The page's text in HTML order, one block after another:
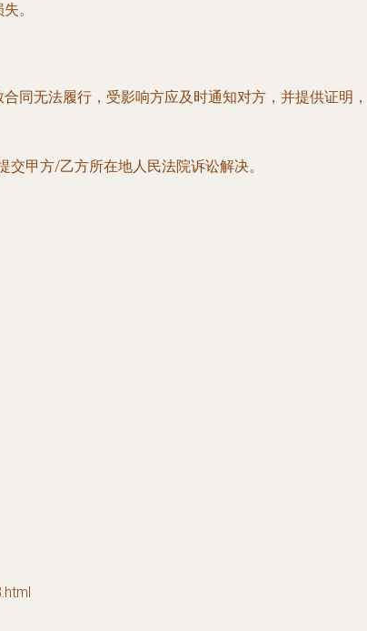
。
同无法履行，受影响方应及时通知对方，并提供证明
甲方/乙方所在地人民法院诉讼解决。